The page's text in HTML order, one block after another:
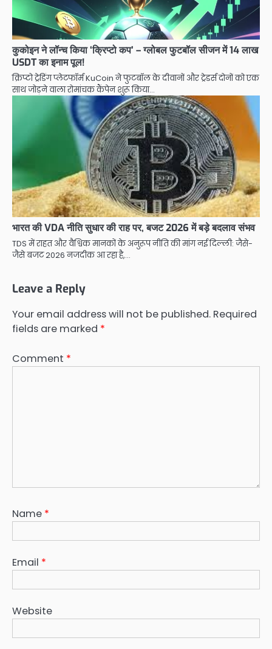
कुकोइन ने लॉन्च किया ‘क्रिप्टो कप’ – ग्लोबल फुटबॉल सीजन में 14 लाख
USDT का इनाम पूल!
क्रिप्टो ट्रेडिंग प्लेटफॉर्म KuCoin ने फुटबॉल के दीवानों और ट्रेडर्स दोनों को एक
साथ जोड़ने वाला रोमांचक कैंपेन शुरू किया…
भारत की VDA नीति सुधार की राह पर, बजट 2026 में बड़े बदलाव संभव
TDS में राहत और वैश्विक मानकों के अनुरूप नीति की मांग नई दिल्ली: जैसे-
जैसे बजट 2026 नजदीक आ रहा है,…
Leave a Reply
Your email address will not be published. Required
fields are marked *
Comment *
Name *
Email *
Website